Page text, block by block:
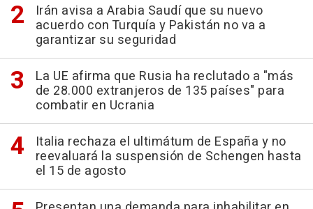
Irán avisa a Arabia Saudí que su nuevo
acuerdo con Turquía y Pakistán no va a
garantizar su seguridad
La UE afirma que Rusia ha reclutado a "más
de 28.000 extranjeros de 135 países" para
combatir en Ucrania
Italia rechaza el ultimátum de España y no
reevaluará la suspensión de Schengen hasta
el 15 de agosto